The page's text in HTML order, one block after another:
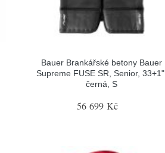
Bauer Brankářské betony Bauer
Supreme FUSE SR, Senior, 33+1",
černá, S
56 699 Kč